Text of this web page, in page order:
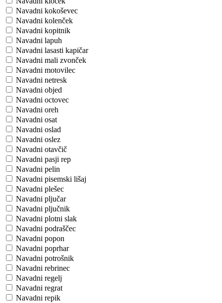
Navadni kokoševec
Navadni kolenček
Navadni kopitnik
Navadni lapuh
Navadni lasasti kapičar
Navadni mali zvonček
Navadni motovilec
Navadni netresk
Navadni objed
Navadni octovec
Navadni oreh
Navadni osat
Navadni oslad
Navadni oslez
Navadni otavčič
Navadni pasji rep
Navadni pelin
Navadni pisemski lišaj
Navadni plešec
Navadni pljučar
Navadni pljučnik
Navadni plotni slak
Navadni podraščec
Navadni popon
Navadni poprhar
Navadni potrošnik
Navadni rebrinec
Navadni regelj
Navadni regrat
Navadni repik